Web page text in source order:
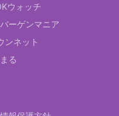
ウォッチ
ーゲンマニア
ンネット
る